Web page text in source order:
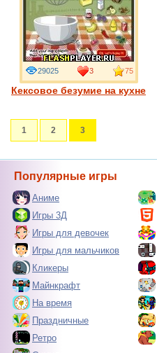
Кексовое безумие на кухне
29025 3 75
1 2 3
Популярные игры
Аниме
Игры 3Д
Игры для девочек
Игры для мальчиков
Кликеры
Майнкрафт
На время
Праздничные
Ретро